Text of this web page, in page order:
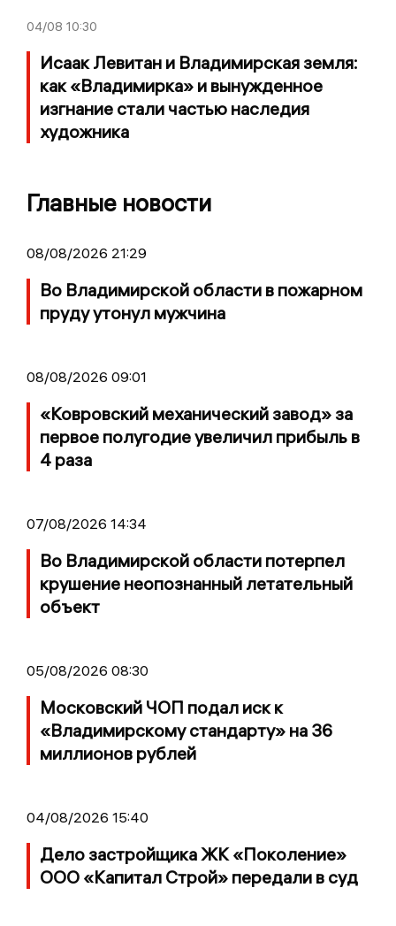
04/08 10:30
Исаак Левитан и Владимирская земля:
как «Владимирка» и вынужденное
изгнание стали частью наследия
художника
Главные новости
08/08/2026 21:29
Во Владимирской области в пожарном
пруду утонул мужчина
08/08/2026 09:01
«Ковровский механический завод» за
первое полугодие увеличил прибыль в
4 раза
07/08/2026 14:34
Во Владимирской области потерпел
крушение неопознанный летательный
объект
05/08/2026 08:30
Московский ЧОП подал иск к
«Владимирскому стандарту» на 36
миллионов рублей
04/08/2026 15:40
Дело застройщика ЖК «Поколение»
ООО «Капитал Строй» передали в суд